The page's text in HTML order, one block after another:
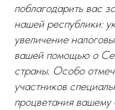
поблагодарить вас
нашей республики:
увеличение
вашей помощью о
страны. Особо
участников
процветания